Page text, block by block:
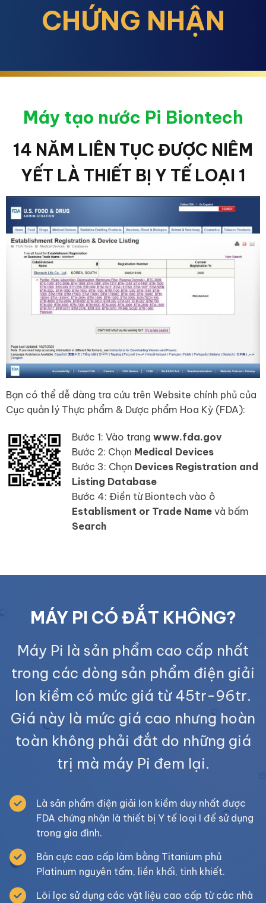
CHỨNG NHẬN
Máy tạo nước Pi Biontech
14 NĂM LIÊN TỤC ĐƯỢC NIÊM
YẾT LÀ THIẾT BỊ Y TẾ LOẠI 1
Bạn có thể dễ dàng tra cứu trên Website chính phủ của
Cục quản lý Thực phẩm & Dược phẩm Hoa Kỳ (FDA):
Bước 1: Vào trang www.fda.gov
Bước 2: Chọn Medical Devices
Bước 3: Chọn Devices Registration and
Listing Database
Bước 4: Điền từ Biontech vào ô
Establisment or Trade Namevà bấm
Search
MÁY PI CÓ ĐẮT KHÔNG?
Máy Pi là sản phẩm cao cấp nhất
trong các dòng sản phẩm điện giải
Ion kiềm có mức giá từ 45tr-96tr.
Giá này là mức giá cao nhưng hoàn
toàn không phải đắt do những giá
trị mà máy Pi đem lại.
Là sản phẩm điện giải Ion kiềm duy nhất được
FDA chứng nhận là thiết bị Y tế loại I để sử dụng
trong gia đình.
Bản cực cao cấp làm bằng Titanium phủ
Platinum nguyên tấm, liền khối, tinh khiết.
Lõi lọc sử dụng các vật liệu cao cấp từ các nhà